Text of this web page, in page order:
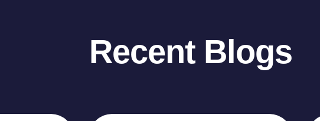
Recent Blogs